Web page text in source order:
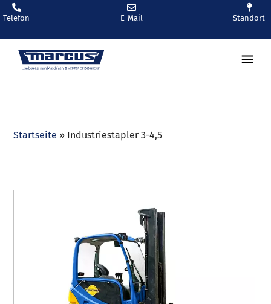
Telefon E-Mail Standort
Startseite » Industriestapler 3-4,5